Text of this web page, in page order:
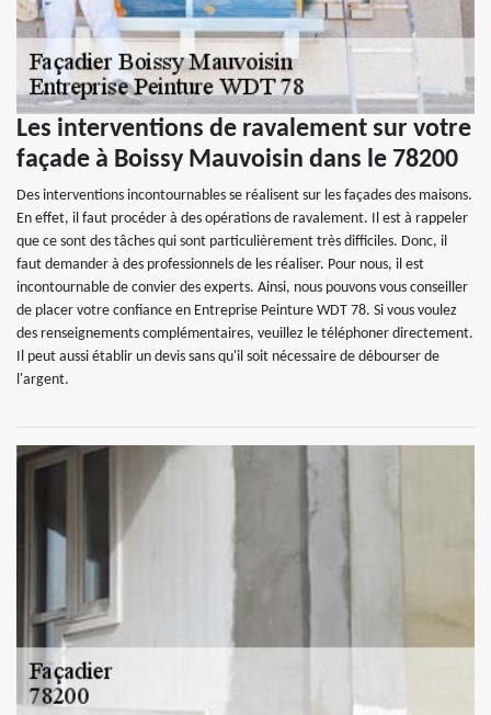
Les interventions de ravalement sur votre
façade à Boissy Mauvoisin dans le 78200
Des interventions incontournables se réalisent sur les façades des maisons.
En effet, il faut procéder à des opérations de ravalement. Il est à rappeler
que ce sont des tâches qui sont particulièrement très difficiles. Donc, il
faut demander à des professionnels de les réaliser. Pour nous, il est
incontournable de convier des experts. Ainsi, nous pouvons vous conseiller
de placer votre confiance en Entreprise Peinture WDT 78. Si vous voulez
des renseignements complémentaires, veuillez le téléphoner directement.
Il peut aussi établir un devis sans qu'il soit nécessaire de débourser de
l'argent.